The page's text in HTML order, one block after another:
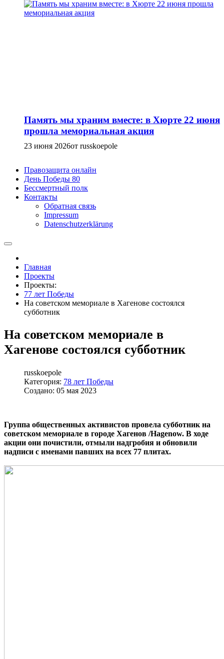
Память мы храним вместе: в Хюрте 22 июня
прошла мемориальная акция
23 июня 2026от russkoepole
Правозащита онлайн
День Победы 80
Бессмертный полк
Контакты
Обратная связь
Impressum
Datenschutzerklärung
Главная
Проекты
Проекты:
77 лет Победы
На советском мемориале в Хагенове состоялся
субботник
На советском мемориале в
Хагенове состоялся субботник
russkoepole
Категория: 78 лет Победы
Создано: 05 мая 2023
Группа общественных активистов провела субботник на
советском мемориале в городе Хагенов /Hagenow. В ходе
акции они почистили, отмыли надгробия и обновили
надписи с именами павших на всех 77 плитах.